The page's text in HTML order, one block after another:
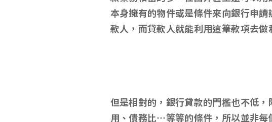
本身擁有的物件或是條件來向銀行申
款人，而貸款人就能利用這筆款項去
但是相對的，銀行貸款的門檻也不低
用、債務比…等等的條件，所以並非